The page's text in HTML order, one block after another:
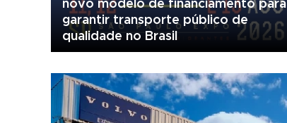
garantir transporte público de
qualidade no Brasil